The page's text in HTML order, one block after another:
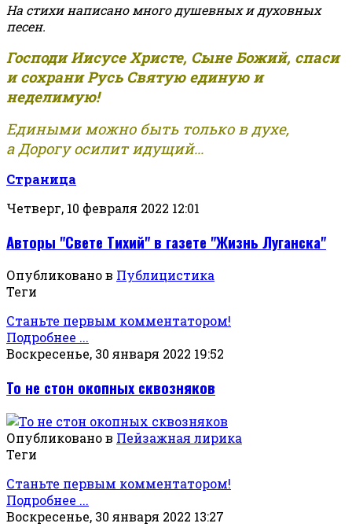
На стихи написано много душевных и духовных
песен.
Господи Иисусе Христе, Сыне Божий, спаси
и сохрани Русь Святую единую и
неделимую!
Едиными можно быть только в духе,
а Дорогу осилит идущий...
Страница
Четверг, 10 февраля 2022 12:01
Авторы "Свете Тихий" в газете "Жизнь Луганска"
Опубликовано в Публицистика
Теги
Станьте первым комментатором!
Подробнее ...
Воскресенье, 30 января 2022 19:52
То не стон окопных сквозняков
Опубликовано в Пейзажная лирика
Теги
Станьте первым комментатором!
Подробнее ...
Воскресенье, 30 января 2022 13:27